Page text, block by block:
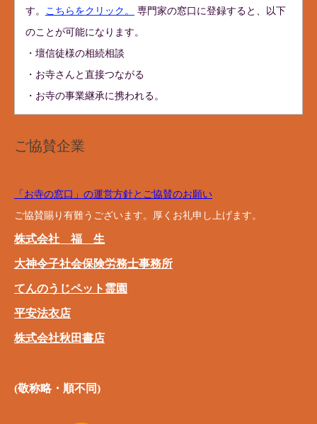
す。 こちらをクリック。
専門家の窓口に登録すると、以下
のことが可能になります。
・壇信徒様の相続相談
・お寺さんと直接つながる
・お寺の事業継承に携われる。
ご協賛企業
「お寺の窓口」の運営方針とご協賛のお願い
ご協賛賜り有難うございます。厚くお礼申し上げます。
株式会社 福 生
大神令子社会保険労務士事務所
てんのうじペット霊園
平安法衣店
株式会社秋田書店
(敬称略・順不同)